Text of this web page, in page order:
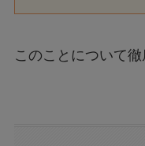
このことについて徹